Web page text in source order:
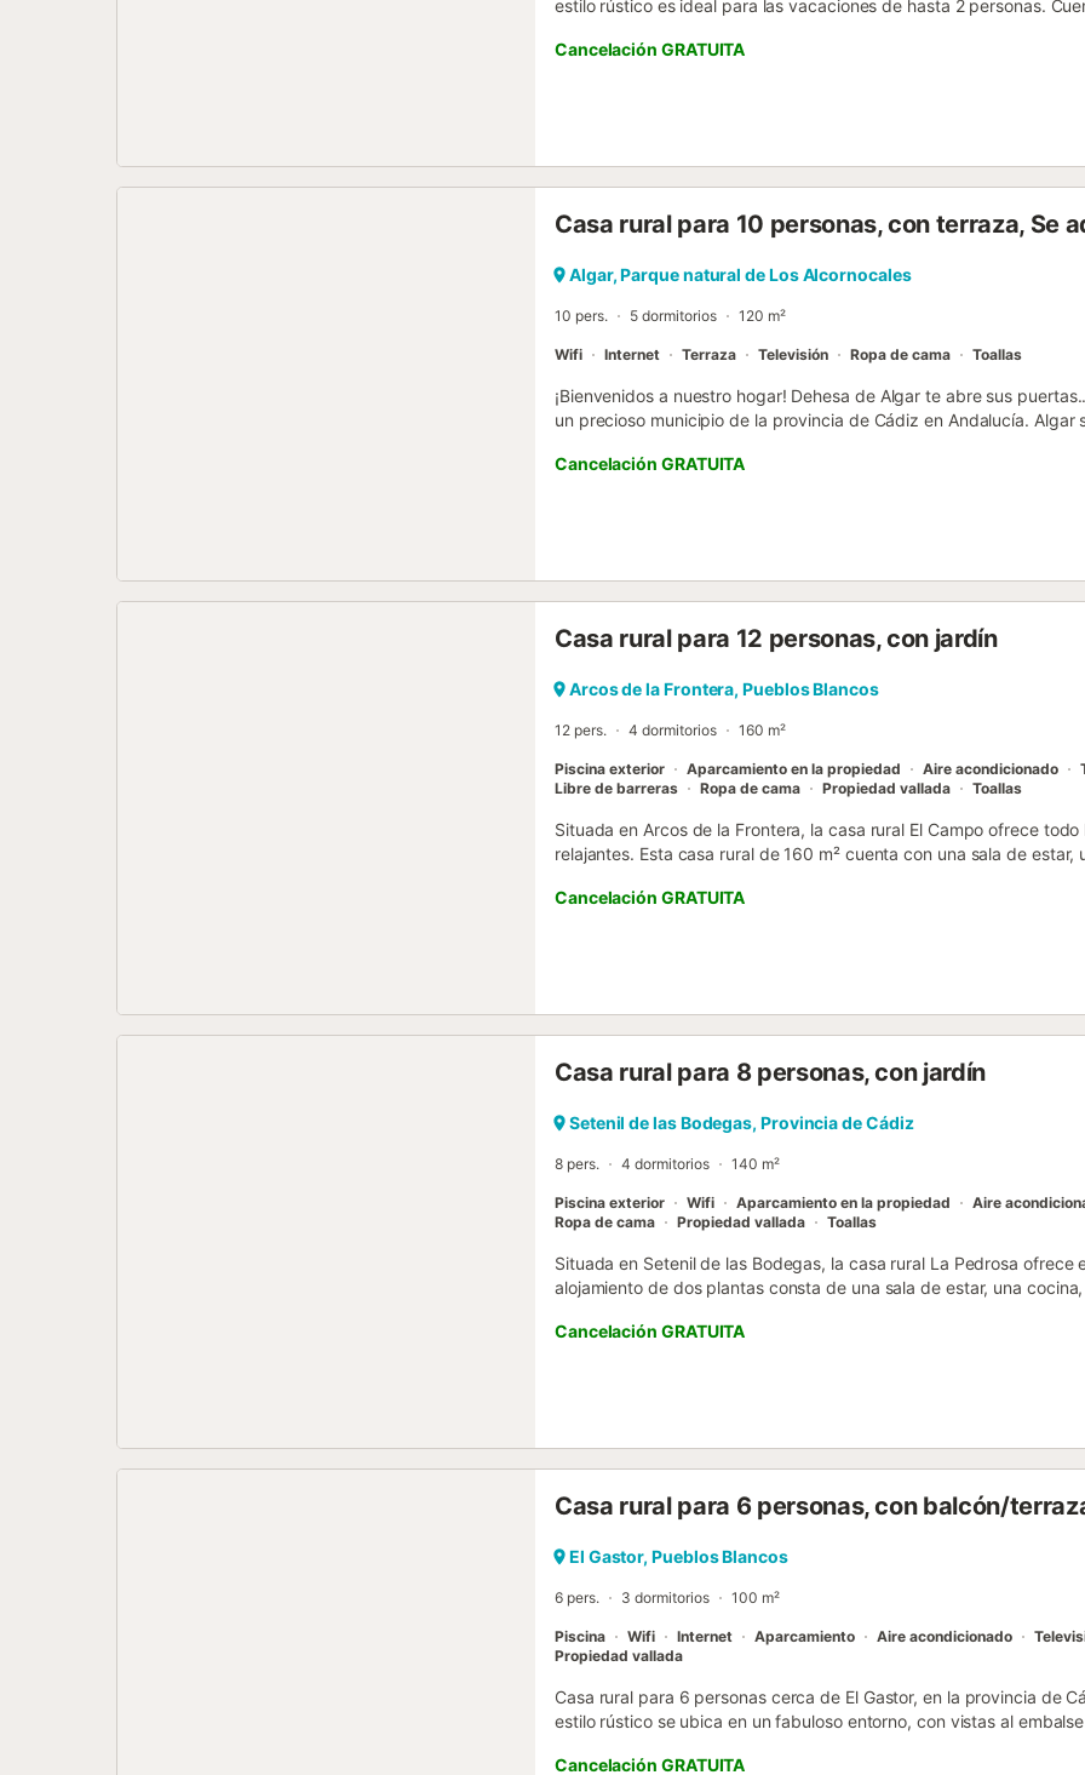
estilo rústico es ideal para las vacaciones de hasta 2 personas.
de comedor. Completa el equipamiento interior una cocina bien
piscina y el comedor cubierto al aire libre, se comparte entre los
Cancelación GRATUITA
Casa rural para 10 personas, con terraza, Se
Algar, Parque natural de Los Alcornocales
10 pers. 5 dormitorios 120 m²
Wifi Internet Terraza Televisión Ropa de cama Toallas
¡Bienvenidos a nuestro hogar! Dehesa de Algar te abre sus
un precioso municipio de la provincia de Cádiz en Andalucía. Algar
nuestro territorio se encuentra nuestra casa rural, con capacidad
de 5 dormitorios, dos de ellos con cama doble, y los otros tres
Siguiendo con las estancias de la casa tenemos: dos años
con todo lo necesario, y el salón ¡con chimenea de leña! En
navegar por internet o ver Netflix desde tu propio ordenador.
actividades como piragüismo, vela o simplemente disfrutar
estabas buscando para unas increíbles vacaciones en familia. No
Cancelación GRATUITA
Casa rural para 12 personas, con jardín
Arcos de la Frontera, Pueblos Blancos
12 pers. 4 dormitorios 160 m²
Piscina exterior Aparcamiento en la propiedad Aire acondicionado
Libre de barreras
Ropa de cama Propiedad vallada Toallas
Situada en Arcos de la Frontera, la casa rural El Campo ofrece
relajantes. Esta casa rural de 160 m² cuenta con una sala de
adultos y un niño menor de 15 años). Entre los servicios adicionales
lavadora y televisión. Uno de los principales atractivos de este
que dispone de jardín, mobiliario de exterior, terraza cubierta,
huéspedes pueden disfrutar de una piscina disponible entre el 1
encuentra cerca de varios servicios: el restaurante más cercano
uso de la piscina, el riego del jardín o limitar el uso del agua del
propiedad no tiene escalones en el acceso ni en el interior. Cabe
Cancelación GRATUITA
Casa rural para 8 personas, con jardín
Setenil de las Bodegas, Provincia de Cádiz
8 pers. 4 dormitorios 140 m²
Piscina exterior Wifi Aparcamiento en la propiedad Aire
Ropa de cama
Propiedad vallada Toallas
Situada en Setenil de las Bodegas, la casa rural La Pedrosa ofrece
alojamiento de dos plantas consta de una sala de estar, una
ventilador y lavadora. También hay disponibles una cuna y una
refractario para el invierno. La propiedad es una encantadora
disponibles en la propiedad. Se admiten familias con niños. No se
eventos. No se permite el alquiler a grupos sin al menos una
gubernamentales sobre el agua en vigor en el momento de su
Cancelación GRATUITA
Casa rural para 6 personas, con balcón/
El Gastor, Pueblos Blancos
6 pers. 3 dormitorios 100 m²
Piscina Wifi Internet Aparcamiento Aire acondicionado
Propiedad vallada
Casa rural para 6 personas cerca de El Gastor, en la provincia de
estilo rústico se ubica en un fabuloso entorno, con vistas al
sin antecedentes, descansando y recargando las pilas como nunca
Cancelación GRATUITA